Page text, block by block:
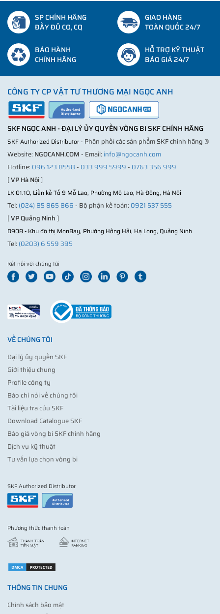
SP CHÍNH HÃNG
ĐẦY ĐỦ CO, CQ
GIAO HÀNG
TOÀN QUỐC 24/7
BẢO HÀNH
CHÍNH HÃNG
HỖ TRỢ KỸ THUẬT
BÁO GIÁ 24/7
CÔNG TY CP VẬT TƯ THƯƠNG MẠI NGỌC ANH
SKF NGỌC ANH - ĐẠI LÝ ỦY QUYỀN VÒNG BI SKF CHÍNH HÃNG
SKF Authorized Distributor- Phân phối các sản phẩm SKF chính hãng ®
Website: NGOCANH.COM- Email: info@ngocanh.com
Hotline: 096 123 8558- 033 999 5999- 0763 356 999
[VP Hà Nội]
LK 01.10, Liền kề Tổ 9 Mỗ Lao, Phường Mộ Lao, Hà Đông, Hà Nội
Tel: (024) 85 865 866- Bộ phận kế toán: 0921 537 555
[VP Quảng Ninh]
D908 - Khu đô thị MonBay, Phường Hồng Hải, Hạ Long, Quảng Ninh
Tel: (0203) 6 559 395
Kết nối với chúng tôi
VỀ CHÚNG TÔI
Đại lý ủy quyền SKF
Giới thiệu chung
Profile công ty
Báo chí nói về chúng tôi
Tài liệu tra cứu SKF
Download Catalogue SKF
Báo giá vòng bi SKF chính hãng
Dịch vụ kỹ thuật
Tư vấn lựa chọn vòng bi
SKF Authorized Distributor
Phương thức thanh toán
THÔNG TIN CHUNG
Chính sách bảo mật